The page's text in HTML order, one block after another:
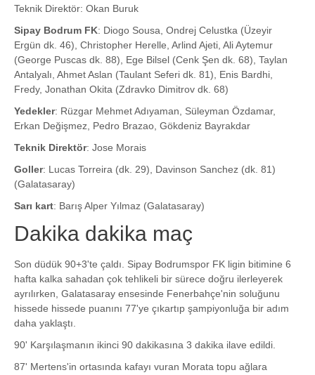
Teknik Direktör: Okan Buruk
Sipay Bodrum FK: Diogo Sousa, Ondrej Celustka (Üzeyir
Ergün dk. 46), Christopher Herelle, Arlind Ajeti, Ali Aytemur
(George Puscas dk. 88), Ege Bilsel (Cenk Şen dk. 68), Taylan
Antalyalı, Ahmet Aslan (Taulant Seferi dk. 81), Enis Bardhi,
Fredy, Jonathan Okita (Zdravko Dimitrov dk. 68)
Yedekler: Rüzgar Mehmet Adıyaman, Süleyman Özdamar,
Erkan Değişmez, Pedro Brazao, Gökdeniz Bayrakdar
Teknik Direktör: Jose Morais
Goller: Lucas Torreira (dk. 29), Davinson Sanchez (dk. 81)
(Galatasaray)
Sarı kart: Barış Alper Yılmaz (Galatasaray)
Dakika dakika maç
Son düdük 90+3'te çaldı. Sipay Bodrumspor FK ligin bitimine 6
hafta kalka sahadan çok tehlikeli bir sürece doğru ilerleyerek
ayrılırken, Galatasaray ensesinde Fenerbahçe'nin soluğunu
hissede hissede puanını 77'ye çıkartıp şampiyonluğa bir adım
daha yaklaştı.
90' Karşılaşmanın ikinci 90 dakikasına 3 dakika ilave edildi.
87' Mertens'in ortasında kafayı vuran Morata topu ağlara